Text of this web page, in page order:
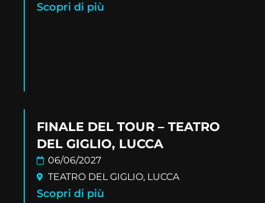
Scopri di più
FINALE DEL TOUR – TEATRO
DEL GIGLIO, LUCCA
06/06/2027
TEATRO DEL GIGLIO, LUCCA
Scopri di più